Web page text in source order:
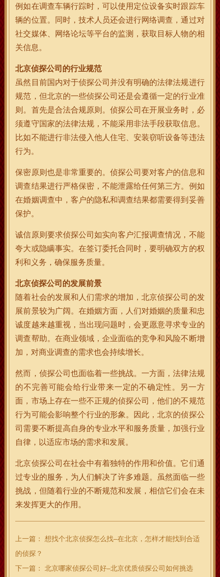
例如在调查车辆行踪时，可以使用定位设备实时跟踪车
辆的位置。同时，技术人员还会进行网络调查，通过对
社交媒体、网络论坛等平台的监测，获取目标人物的相
关信息。
北京侦探公司的行业规范
虽然目前国内对于侦探公司并没有明确的法律法规进行
规范，但北京的一些侦探公司还是会遵循一定的行业准
则。首先是合法合规原则。侦探公司在开展业务时，必
须遵守国家的法律法规，不能采用非法手段获取信息。
比如不能进行非法侵入他人住宅、安装窃听设备等违法
行为。
保密原则也是非常重要的。侦探公司要对客户的信息和
调查结果进行严格保密，不能泄露给任何第三方。例如
在婚姻调查中，客户的隐私和调查结果都需要得到妥善
保护。
诚信原则要求侦探公司如实向客户汇报调查情况，不能
夸大或隐瞒事实。在签订委托合同时，要明确双方的权
利和义务，确保服务质量。
北京侦探公司的发展前景
随着社会的发展和人们需求的增加，北京侦探公司的发
展前景较为广阔。在婚姻方面，人们对婚姻的质量和忠
诚度越来越重视，当出现问题时，会更愿意寻求专业的
调查帮助。在商业领域，企业面临的竞争和风险不断增
加，对商业调查的需求也会持续增长。
然而，侦探公司也面临着一些挑战。一方面，法律法规
的不完善可能会给行业带来一定的不确定性。另一方
面，市场上存在一些不正规的侦探公司，他们的不规范
行为可能会影响整个行业的形象。因此，北京的侦探公
司需要不断提高自身的专业水平和服务质量，加强行业
自律，以适应市场的需求和发展。
北京侦探公司在社会中有着独特的作用和价值。它们通
过专业的服务，为人们解决了许多难题。虽然面临一些
挑战，但随着行业的不断规范和发展，相信它们会在未
来发挥更大的作用。
上一篇：
想找个北京侦探怎么找–在北京，怎样才能找到合适
的侦探？
下一篇：
北京哪家侦探公司好–北京优质侦探公司如何挑选